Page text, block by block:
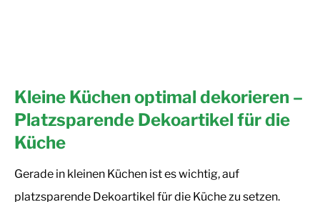
Kleine Küchen optimal dekorieren –
Platzsparende Dekoartikel für die
Küche
Gerade in kleinen Küchen ist es wichtig, auf
platzsparende Dekoartikel für die Küche zu setzen.